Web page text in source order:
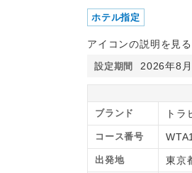
ホテル指定
アイコンの説明を見
設定期間 2026年8
ブランド トラ
コース番号
出発地 東京